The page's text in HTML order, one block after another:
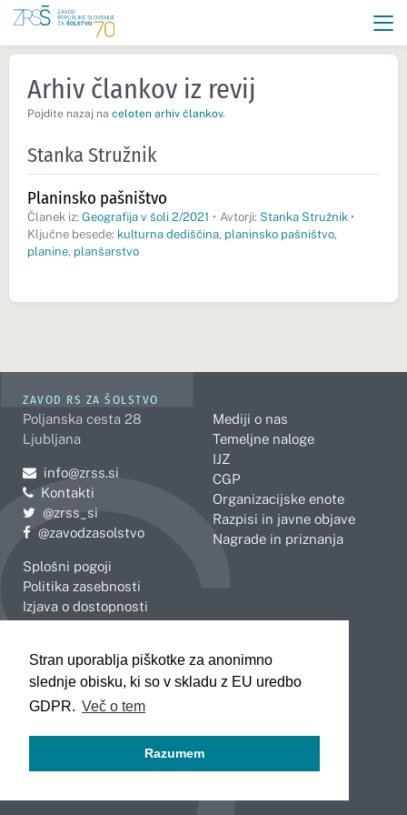
Stran uporablja piškotke za anonimno
slednje obisku, ki so v skladu z EU uredbo
GDPR. Več o tem
Razumem
Arhiv člankov iz revij
Pojdite nazaj na celoten arhiv člankov.
Stanka Stružnik
Planinsko pašništvo
Članek iz: Geografija v šoli 2/2021 • Avtorji: Stanka Stružnik •
Ključne besede: kulturna dediščina, planinsko pašništvo,
planine, planšarstvo
ZAVOD RS ZA ŠOLSTVO
Poljanska cesta 28
Ljubljana
Pošljite e-mail na
info@zrss.si
Kontakti
Pojdite na Twitter:
@zrss_si
Pojdite na Facebook:
@zavodzasolstvo
Splošni pogoji
Politika zasebnosti
Izjava o dostopnosti
Mediji o nas
Temeljne naloge
IJZ
CGP
Organizacijske enote
Razpisi in javne objave
Nagrade in priznanja
Celje
Koper
Kranj
Novo mesto
Slovenj Gradec